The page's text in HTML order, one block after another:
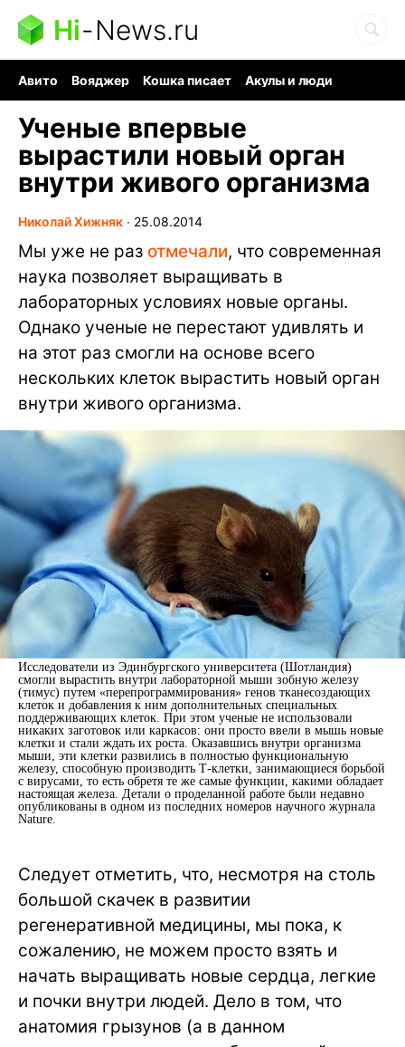
Hi-News.ru
Авито Вояджер Кошка писает
Акулы и люди
Ученые впервые
вырастили новый орган
внутри живого организма
Николай Хижняк ∙ 25.08.2014
Мы уже не раз отмечали, что современная
наука позволяет выращивать в
лабораторных условиях новые органы.
Однако ученые не перестают удивлять и
на этот раз смогли на основе всего
нескольких клеток вырастить новый орган
внутри живого организма.
Исследователи из Эдинбургского университета (Шотландия)
смогли вырастить внутри лабораторной мыши зобную железу
(тимус) путем «перепрограммирования» генов тканесоздающих
клеток и добавления к ним дополнительных специальных
поддерживающих клеток. При этом ученые не использовали
никаких заготовок или каркасов: они просто ввели в мышь новые
клетки и стали ждать их роста. Оказавшись внутри организма
мыши, эти клетки развились в полностью функциональную
железу, способную производить Т-клетки, занимающиеся борьбой
с вирусами, то есть обретя те же самые функции, какими обладает
настоящая железа. Детали о проделанной работе были недавно
опубликованы в одном из последних номеров научного журнала
Nature.
Следует отметить, что, несмотря на столь
большой скачек в развитии
регенеративной медицины, мы пока, к
сожалению, не можем просто взять и
начать выращивать новые сердца, легкие
и почки внутри людей. Дело в том, что
анатомия грызунов (а в данном